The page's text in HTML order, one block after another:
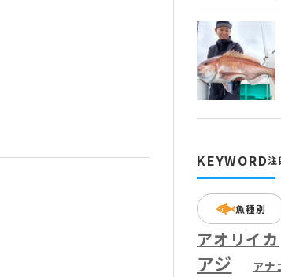
KEYWORD注
魚種別
アオリイカ
アジ アナ